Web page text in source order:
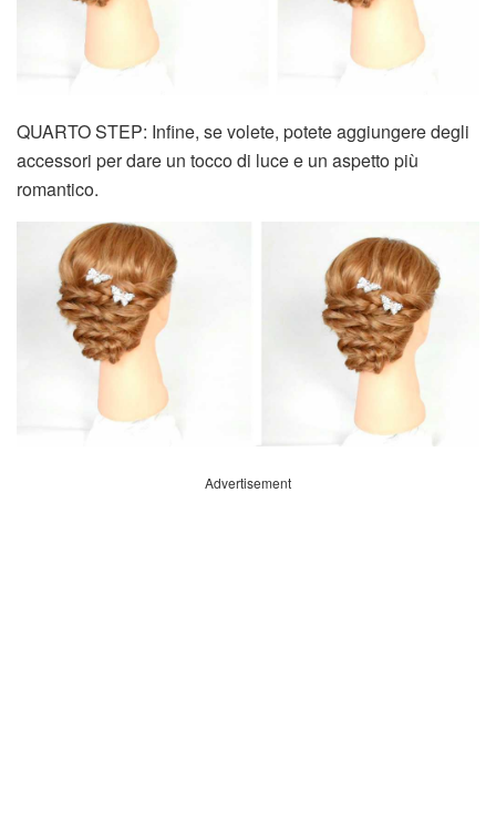
QUARTO STEP: Infine, se volete, potete aggiungere degli
accessori per dare un tocco di luce e un aspetto più
romantico.
Advertisement